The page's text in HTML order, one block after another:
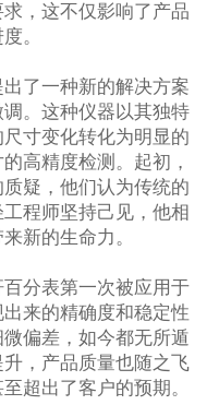
，这不仅影响了产品
。
了一种新的解决方案
。这种仪器以其独特
寸变化转化为明显的
高精度检测。起初，
疑，他们认为传统的
程师坚持己见，他相
新的生命力。
分表第一次被应用于
来的精确度和稳定性
偏差，如今都无所遁
，产品质量也随之飞
超出了客户的预期。